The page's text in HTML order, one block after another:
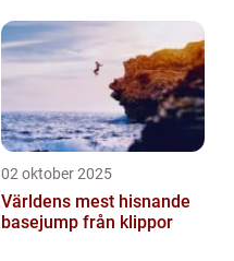
02 oktober 2025
Världens mest hisnande
basejump från klippor